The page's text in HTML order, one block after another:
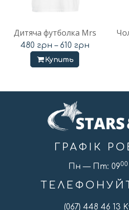
Дитяча футболка Mrs
480 грн – 610 грн
Купить
ГРАФІК
Пн — Пт: 0900
(067) 448 46 13